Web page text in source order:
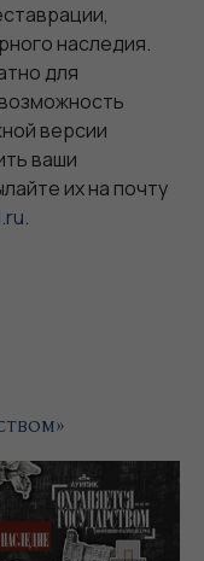
наследия.
для
версии
ваши
их на почту
.